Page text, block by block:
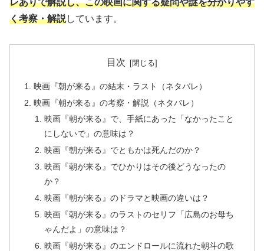
レありで解説し、この映画に関する疑問や謎を分かりやす
く考察・解説しています。
目次
映画『朝が来る』の結末・ラスト（ネタバレ）
映画『朝が来る』の考察・解説（ネタバレ）
映画『朝が来る』で、手紙にあった「なかったこと
にしないで」の意味は？
映画『朝が来る』でともかは死んだのか？
映画『朝が来る』でひかりはその後どうなったの
か？
映画『朝が来る』のドラマと映画の違いは？
映画『朝が来る』のラストのセリフ「広島のお母ち
ゃんだよ」の意味は？
映画『朝が来る』のエンドロールに流れた朝斗の歌